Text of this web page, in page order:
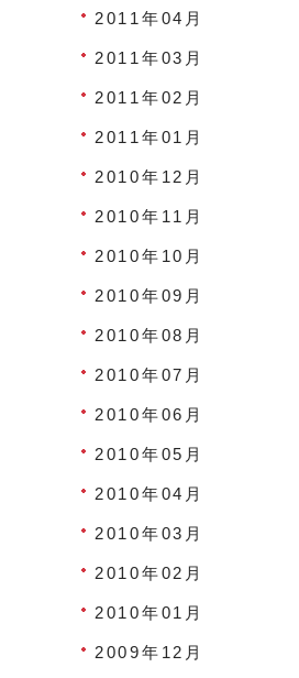
2011年04月
2011年03月
2011年02月
2011年01月
2010年12月
2010年11月
2010年10月
2010年09月
2010年08月
2010年07月
2010年06月
2010年05月
2010年04月
2010年03月
2010年02月
2010年01月
2009年12月